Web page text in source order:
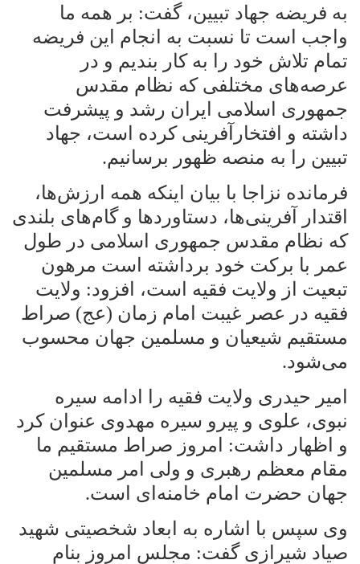
به فریضه جهاد تبیین، گفت: بر همه ما
واجب است تا نسبت به انجام این فریضه
تمام تلاش خود را به کار بندیم و در
عرصه‌های مختلفی که نظام مقدس
جمهوری اسلامی ایران رشد و پیشرفت
داشته و افتخارآفرینی کرده است، جهاد
تبیین را به منصه ظهور برسانیم.
فرمانده نزاجا با بیان اینکه همه ارزش‌ها،
اقتدار آفرینی‌ها، دستاورد‌ها و گام‌های بلندی
که نظام مقدس جمهوری اسلامی در طول
عمر با برکت خود برداشته است مرهون
تبعیت از ولایت فقیه است، افزود: ولایت
فقیه در عصر غیبت امام زمان (عج) صراط
مستقیم شیعیان و مسلمین جهان محسوب
می‌شود.
امیر حیدری ولایت فقیه را ادامه سیره
نبوی، علوی و پیرو سیره مهدوی عنوان کرد
و اظهار داشت: امروز صراط مستقیم ما
مقام معظم رهبری و ولی امر مسلمین
جهان حضرت امام خامنه‌ای است.
وی سپس با اشاره به ابعاد شخصیتی شهید
صیاد شیرازی گفت: مجلس امروز بنام